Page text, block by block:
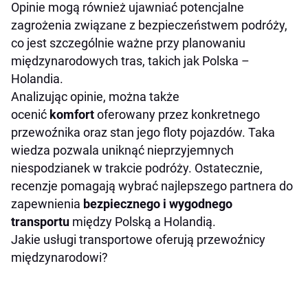
Opinie mogą również ujawniać potencjalne
zagrożenia związane z bezpieczeństwem podróży,
co jest szczególnie ważne przy planowaniu
międzynarodowych tras, takich jak Polska –
Holandia.
Analizując opinie, można także
ocenić komfortoferowany przez konkretnego
przewoźnika oraz stan jego floty pojazdów. Taka
wiedza pozwala uniknąć nieprzyjemnych
niespodzianek w trakcie podróży. Ostatecznie,
recenzje pomagają wybrać najlepszego partnera do
zapewnienia bezpiecznego i wygodnego
transportu między Polską a Holandią.
Jakie usługi transportowe oferują przewoźnicy
międzynarodowi?